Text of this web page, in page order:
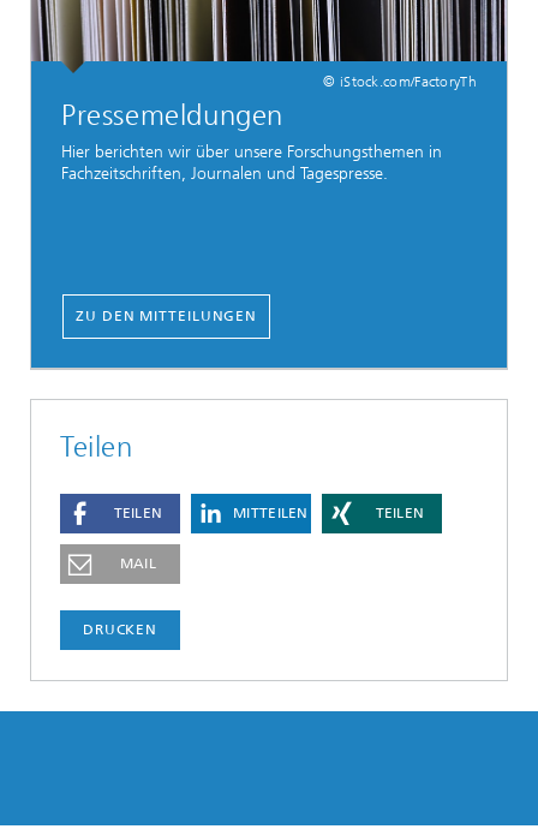
© iStock.com/FactoryTh
Pressemeldungen
Hier berichten wir über unsere Forschungsthemen in
Fachzeitschriften, Journalen und Tagespresse.
ZU DEN MITTEILUNGEN
Teilen
TEILEN MITTEILEN TEILEN
MAIL
DRUCKEN